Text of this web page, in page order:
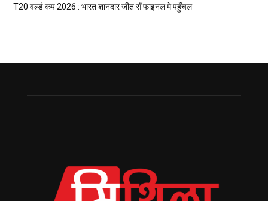
T20 वर्ल्ड कप 2026 : भारत शानदार जीत सँ फाइनल मे पहुँचल